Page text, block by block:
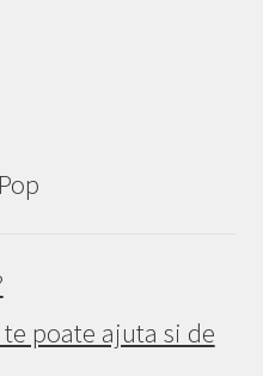
poate ajuta si de